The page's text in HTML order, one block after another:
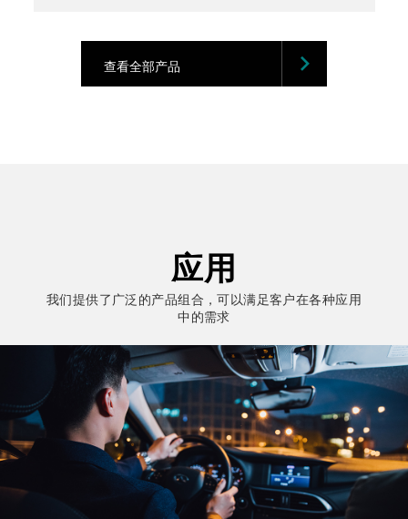
查看全部产品
应用
我们提供了广泛的产品组合，可以满足客户在各种应用
中的需求